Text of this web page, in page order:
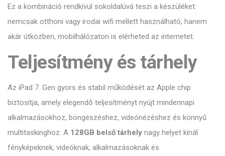
Ez a kombináció rendkívül sokoldalúvá teszi a készüléket:
nemcsak otthoni vagy irodai wifi mellett használható, hanem
akár útközben, mobilhálózaton is elérheted az internetet.
Teljesítmény és tárhely
Az iPad 7. Gen gyors és stabil működését az Apple chip
biztosítja, amely elegendő teljesítményt nyújt mindennapi
alkalmazásokhoz, böngészéshez, videónézéshez és könnyű
multitaskinghoz. A 128GB belső tárhely nagy helyet kínál
fényképeknek, videóknak, alkalmazásoknak és